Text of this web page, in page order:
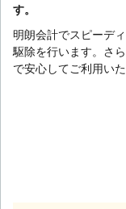
す。
明朗会計でスピーデ
駆除を行います。さ
で安心してご利用いた